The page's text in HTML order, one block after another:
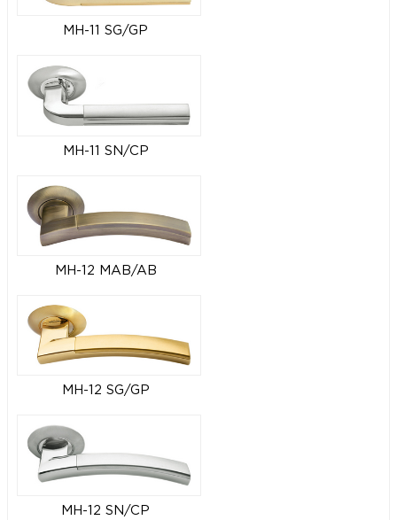
MH-11 SG/GP
MH-11 SN/CP
MH-12 MAB/AB
MH-12 SG/GP
MH-12 SN/CP